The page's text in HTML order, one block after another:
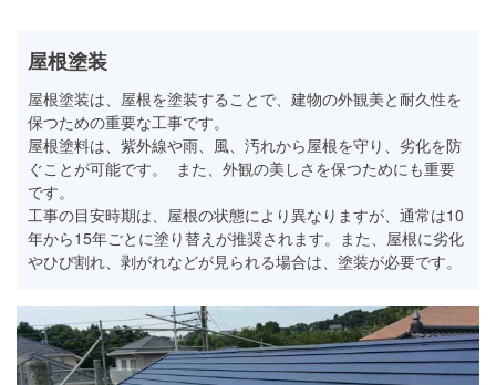
屋根塗装
屋根塗装は、屋根を塗装することで、建物の外観美と耐久性を
保つための重要な工事です。
屋根塗料は、紫外線や雨、風、汚れから屋根を守り、劣化を防
ぐことが可能です。 また、外観の美しさを保つためにも重要
です。
工事の目安時期は、屋根の状態により異なりますが、通常は10
年から15年ごとに塗り替えが推奨されます。また、屋根に劣化
やひび割れ、剥がれなどが見られる場合は、塗装が必要です。